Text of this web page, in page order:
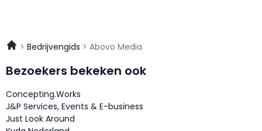
Bedrijvengids Abovo Media
Bezoekers bekeken ook
Concepting.Works
J&P Services, Events & E-business
Just Look Around